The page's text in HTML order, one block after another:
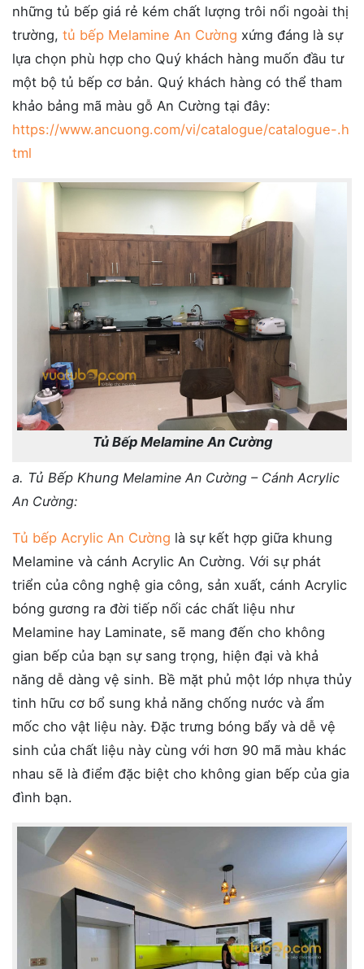
những tủ bếp giá rẻ kém chất lượng trôi nổi ngoài thị
trường, tủ bếp Melamine An Cường xứng đáng là sự
lựa chọn phù hợp cho Quý khách hàng muốn đầu tư
một bộ tủ bếp cơ bản. Quý khách hàng có thể tham
khảo bảng mã màu gỗ An Cường tại đây:
https://www.ancuong.com/vi/catalogue/catalogue-.h
tml
Tủ Bếp Melamine An Cường
a. Tủ Bếp Khung Melamine An Cường – Cánh Acrylic
An Cường:
Tủ bếp Acrylic An Cường là sự kết hợp giữa khung
Melamine và cánh Acrylic An Cường. Với sự phát
triển của công nghệ gia công, sản xuất, cánh Acrylic
bóng gương ra đời tiếp nối các chất liệu như
Melamine hay Laminate, sẽ mang đến cho không
gian bếp của bạn sự sang trọng, hiện đại và khả
năng dễ dàng vệ sinh. Bề mặt phủ một lớp nhựa thủy
tinh hữu cơ bổ sung khả năng chống nước và ẩm
mốc cho vật liệu này. Đặc trưng bóng bẩy và dễ vệ
sinh của chất liệu này cùng với hơn 90 mã màu khác
nhau sẽ là điểm đặc biệt cho không gian bếp của gia
đình bạn.